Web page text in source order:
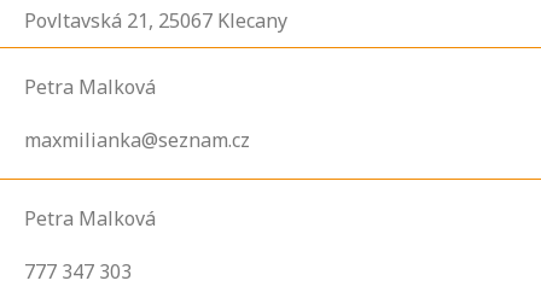
Povltavská 21, 25067 Klecany
Petra Malková
maxmilianka@seznam.cz
Petra Malková
777 347 303